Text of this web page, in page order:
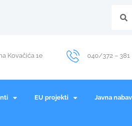
Kovačića 1e 040/372 – 381
EU projekti Javna